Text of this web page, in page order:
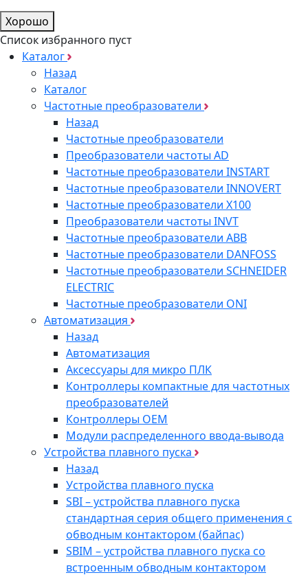
Хорошо
Список избранного пуст
Каталог
Назад
Каталог
Частотные преобразователи
Назад
Частотные преобразователи
Преобразователи частоты AD
Частотные преобразователи INSTART
Частотные преобразователи INNOVERT
Частотные преобразователи Х100
Преобразователи частоты INVT
Частотные преобразователи ABB
Частотные преобразователи DANFOSS
Частотные преобразователи SCHNEIDER
ELECTRIC
Частотные преобразователи ONI
Автоматизация
Назад
Автоматизация
Аксессуары для микро ПЛК
Контроллеры компактные для частотных
преобразователей
Контроллеры ОЕМ
Модули распределенного ввода-вывода
Устройства плавного пуска
Назад
Устройства плавного пуска
SBI – устройства плавного пуска
стандартная серия общего применения с
обводным контактором (байпас)
SBIM – устройства плавного пуска со
встроенным обводным контактором